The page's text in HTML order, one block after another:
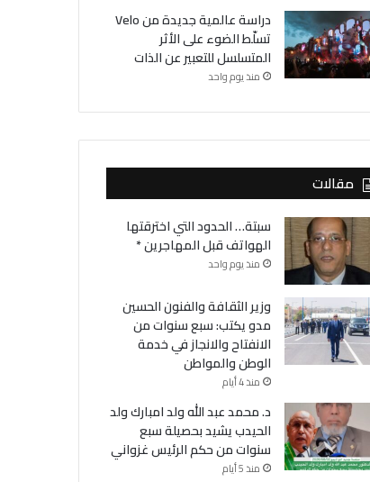
دراسة عالمية جديدة من Velo
تسلّط الضوء على الأثر
المتسلسل للتعبير عن الذات
منذ يوم واحد
مقالات
سبتة… الحدود التي اخترقتها
الهواتف قبل المهاجرين *
منذ يوم واحد
وزير الثقافة والفنون الحسين
مدو يكتب: سبع سنوات من
الانفتاح والانجاز في خدمة
الوطن والمواطن
منذ 4 أيام
د. محمد عبد الله ولد امبارك ولد
الحيدب يشيد بحصيلة سبع
سنوات من حكم الرئيس غزواني
منذ 5 أيام